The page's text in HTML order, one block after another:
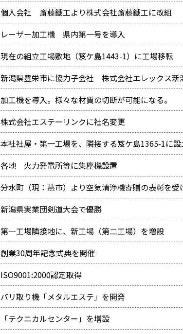
個人会社 斎藤鐵工より株式会社斎藤鐵工に改組
レーザー加工機 県内第一号を導入
現在の組立工場敷地（笈ケ島1443-1）に工場移転
新潟県豊栄市に協力子会社 株式会社エレックス新
加工機を導入。様々な材質の切断が可能になる。
株式会社エステーリンクに社名変更
本社社屋・第一工場を、隣接する笈ケ島1365-1に
各地 火力発電所等に集塵機設置
分水町（現：燕市）より空気清浄機寄贈の表彰を受
新潟県実業団剣道大会で優勝
第一工場隣接地に、新工場（第二工場）を増設
創業30周年記念式典を開催
ISO9001:2000認定取得
バリ取り機「メタルエステ」を開発
「テクニカルセンター」を増設